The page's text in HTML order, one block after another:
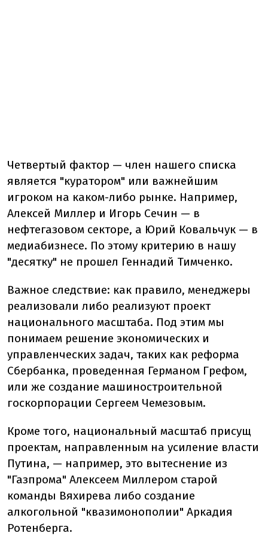
Четвертый фактор — член нашего списка
является "куратором" или важнейшим
игроком на каком-либо рынке. Например,
Алексей Миллер и Игорь Сечин — в
нефтегазовом секторе, а Юрий Ковальчук — в
медиабизнесе. По этому критерию в нашу
"десятку" не прошел Геннадий Тимченко.
Важное следствие: как правило, менеджеры
реализовали либо реализуют проект
национального масштаба. Под этим мы
понимаем решение экономических и
управленческих задач, таких как реформа
Сбербанка, проведенная Германом Грефом,
или же создание машиностроительной
госкорпорации Сергеем Чемезовым.
Кроме того, национальный масштаб присущ
проектам, направленным на усиление власти
Путина, — например, это вытеснение из
"Газпрома" Алексеем Миллером старой
команды Вяхирева либо создание
алкогольной "квазимонополии" Аркадия
Ротенберга.